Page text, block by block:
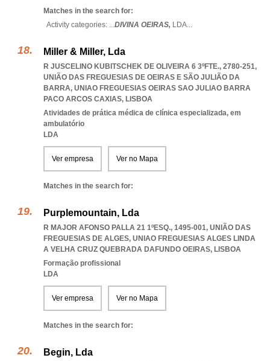
Matches in the search for:
Activity categories: ...DIVINA OEIRAS, LDA...
Miller & Miller, Lda
R JUSCELINO KUBITSCHEK DE OLIVEIRA 6 3ºFTE., 2780-251,
UNIÃO DAS FREGUESIAS DE OEIRAS E SÃO JULIÃO DA
BARRA, UNIAO FREGUESIAS OEIRAS SAO JULIAO BARRA
PACO ARCOS CAXIAS, LISBOA
Atividades de prática médica de clínica especializada, em
ambulatório
LDA
Ver empresa Ver no Mapa
Matches in the search for:
Purplemountain, Lda
R MAJOR AFONSO PALLA 21 1ºESQ., 1495-001, UNIÃO DAS
FREGUESIAS DE ALGES, UNIAO FREGUESIAS ALGES LINDA
A VELHA CRUZ QUEBRADA DAFUNDO OEIRAS, LISBOA
Formação profissional
LDA
Ver empresa Ver no Mapa
Matches in the search for:
Begin, Lda